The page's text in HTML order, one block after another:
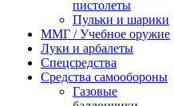
пистолеты
Пульки и шарики
ММГ / Учебное оружие
Луки и арбалеты
Спецсредства
Средства самообороны
Газовые